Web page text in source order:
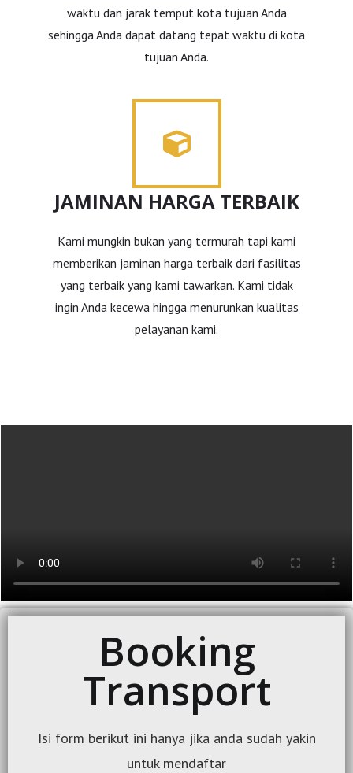
waktu dan jarak temput kota tujuan Anda
sehingga Anda dapat datang tepat waktu di kota
tujuan Anda.
JAMINAN HARGA TERBAIK
Kami mungkin bukan yang termurah tapi kami
memberikan jaminan harga terbaik dari fasilitas
yang terbaik yang kami tawarkan. Kami tidak
ingin Anda kecewa hingga menurunkan kualitas
pelayanan kami.
Booking
Transport
Isi form berikut ini hanya jika anda sudah yakin
untuk mendaftar